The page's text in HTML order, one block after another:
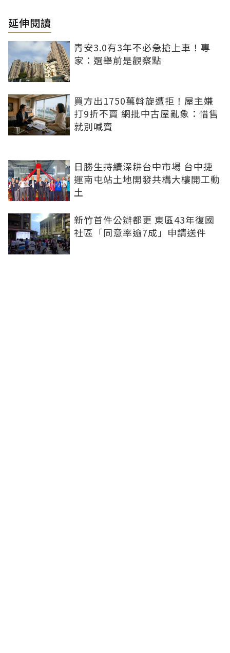
延伸閱讀
青安3.0有3年不必急搶上車！專
家：選舉前是觀察點
買方出1750萬斡旋遭拒！屋主嫌
打9折不賣 網批中古屋亂象：惜售
就別喊賣
日勝生持續深耕台中市場 台中捷
運南屯站土地開發共構大樓開工動
土
新竹首件公辦都更 東區43年復國
社區「同意率逾7成」申請送件